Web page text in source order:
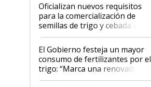
Oficializan nuevos requisitos
para la comercialización de
semillas de trigo y cebada a
granel
El Gobierno festeja un mayor
consumo de fertilizantes por el
trigo: “Marca una renovada
confianza de los productores”